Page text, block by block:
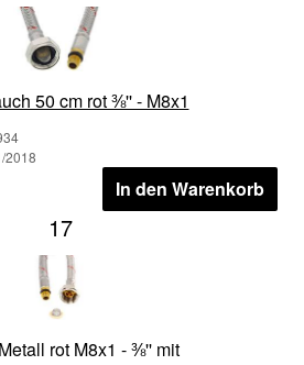
50 cm rot ⅜'' - M8x1
2018
In den Warenkorb
17
rot M8x1 - ⅜'' mit